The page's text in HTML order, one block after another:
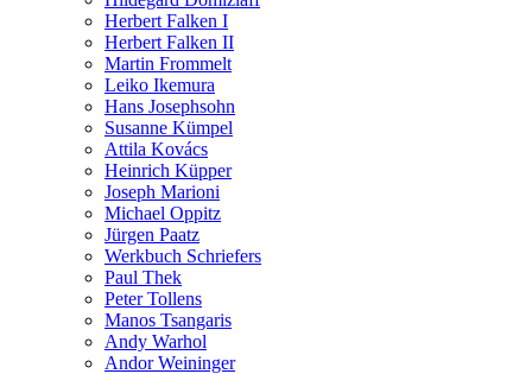
Herbert Falken I
Herbert Falken II
Martin Frommelt
Leiko Ikemura
Hans Josephsohn
Susanne Kümpel
Attila Kovács
Heinrich Küpper
Joseph Marioni
Michael Oppitz
Jürgen Paatz
Werkbuch Schriefers
Paul Thek
Peter Tollens
Manos Tsangaris
Andy Warhol
Andor Weininger